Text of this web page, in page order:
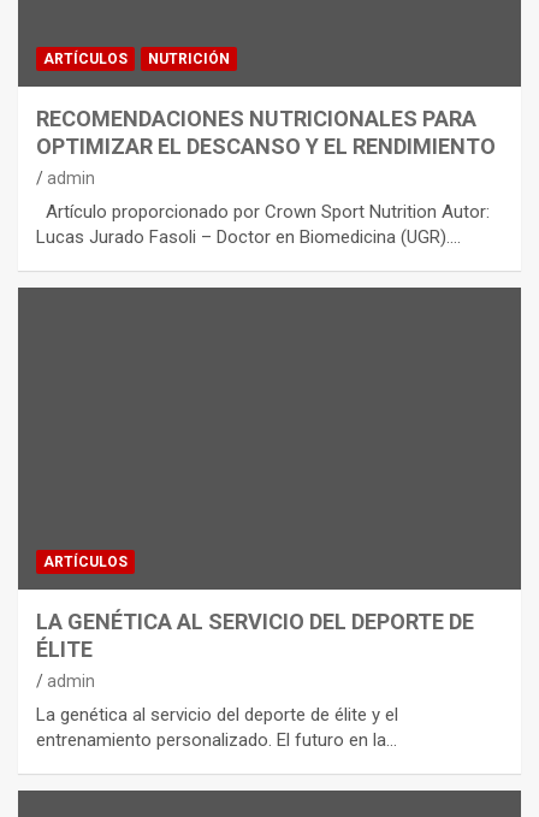
ARTÍCULOS NUTRICIÓN
RECOMENDACIONES NUTRICIONALES PARA
OPTIMIZAR EL DESCANSO Y EL RENDIMIENTO
admin
Artículo proporcionado por Crown Sport Nutrition Autor:
Lucas Jurado Fasoli – Doctor en Biomedicina (UGR).…
ARTÍCULOS
LA GENÉTICA AL SERVICIO DEL DEPORTE DE
ÉLITE
admin
La genética al servicio del deporte de élite y el
entrenamiento personalizado. El futuro en la…